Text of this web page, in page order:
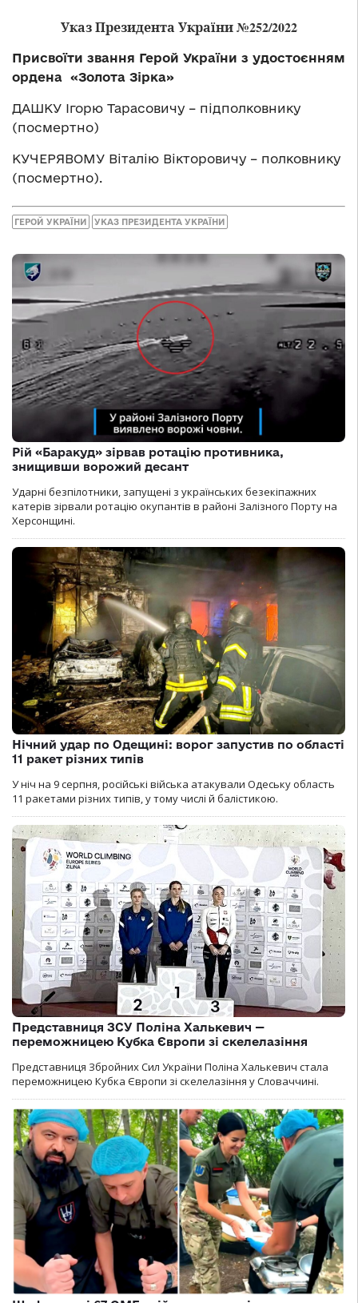
Указ Президента України №252/2022
Присвоїти звання Герой України з удостоєнням
ордена «Золота Зірка»
ДАШКУ Ігорю Тарасовичу – підполковнику
(посмертно)
КУЧЕРЯВОМУ Віталію Вікторовичу – полковнику
(посмертно).
ГЕРОЙ УКРАЇНИ УКАЗ ПРЕЗИДЕНТА УКРАЇНИ
Рій «Баракуд» зірвав ротацію противника,
знищивши ворожий десант
Ударні безпілотники, запущені з українських безекіпажних
катерів зірвали ротацію окупантів в районі Залізного Порту на
Херсонщині.
Нічний удар по Одещині: ворог запустив по області
11 ракет різних типів
У ніч на 9 серпня, російські війська атакували Одеську область
11 ракетами різних типів, у тому числі й балістикою.
Представниця ЗСУ Поліна Халькевич —
переможницею Кубка Європи зі скелелазіння
Представниця Збройних Сил України Поліна Халькевич стала
переможницею Кубка Європи зі скелелазіння у Словаччині.